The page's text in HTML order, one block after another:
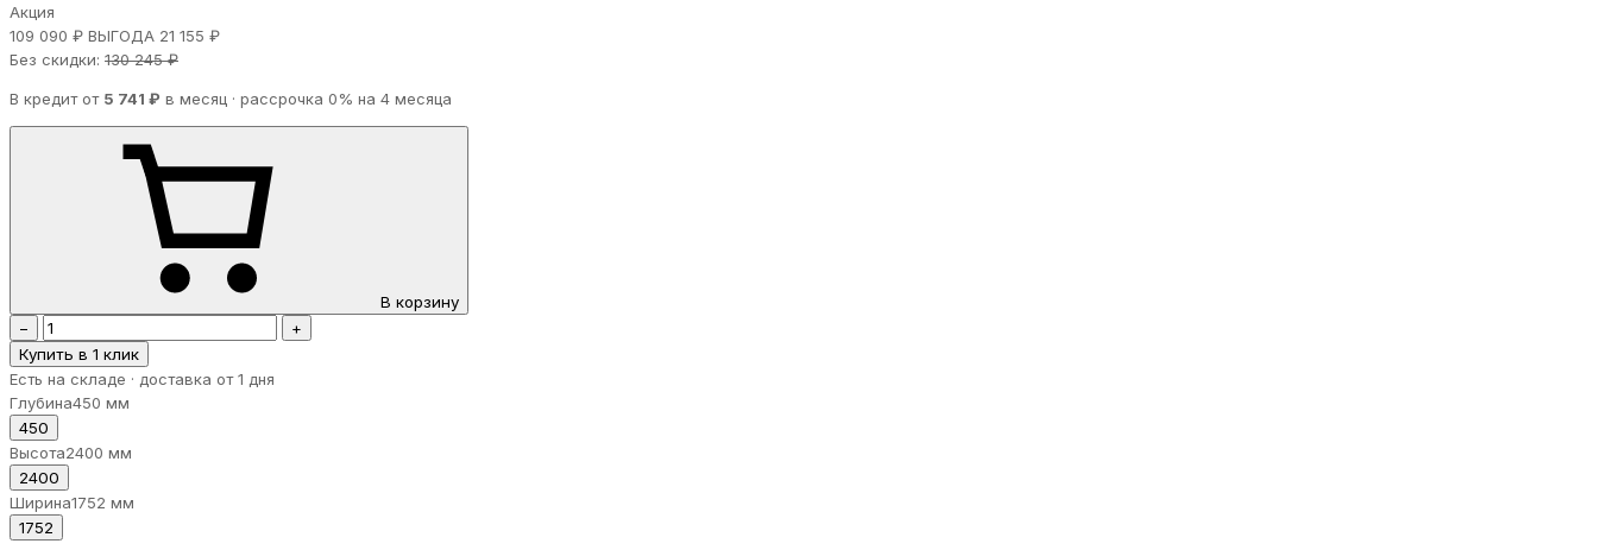
Акция
109 090 ₽ ВЫГОДА 21 155 ₽
Без скидки: 130 245 ₽
В кредит от 5 741 ₽ в месяц · рассрочка 0% на 4 месяца
В корзину
−
+
Купить в 1 клик
Есть на складе · доставка от 1 дня
Глубина450 мм
450
Высота2400 мм
2400
Ширина1752 мм
1752